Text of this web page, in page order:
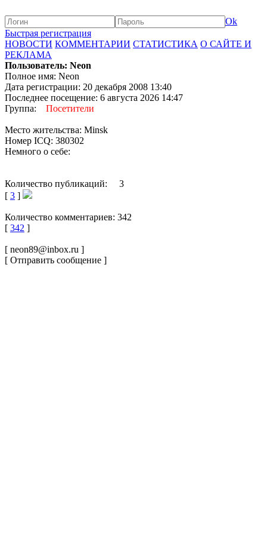
Ok
Быстрая регистрация
НОВОСТИ КОММЕНТАРИИ СТАТИСТИКА О САЙТЕ И
РЕКЛАМА
Пользователь: Neon
Полное имя: Neon
Дата регистрации: 20 декабря 2008 13:40
Последнее посещение: 6 августа 2026 14:47
Группа: Посетители
Место жительства: Minsk
Номер ICQ: 380302
Немного о себе:
Количество публикаций: 3
[ 3 ]
Количество комментариев: 342
[ 342 ]
[ neon89@inbox.ru ]
[ Отправить сообщение ]